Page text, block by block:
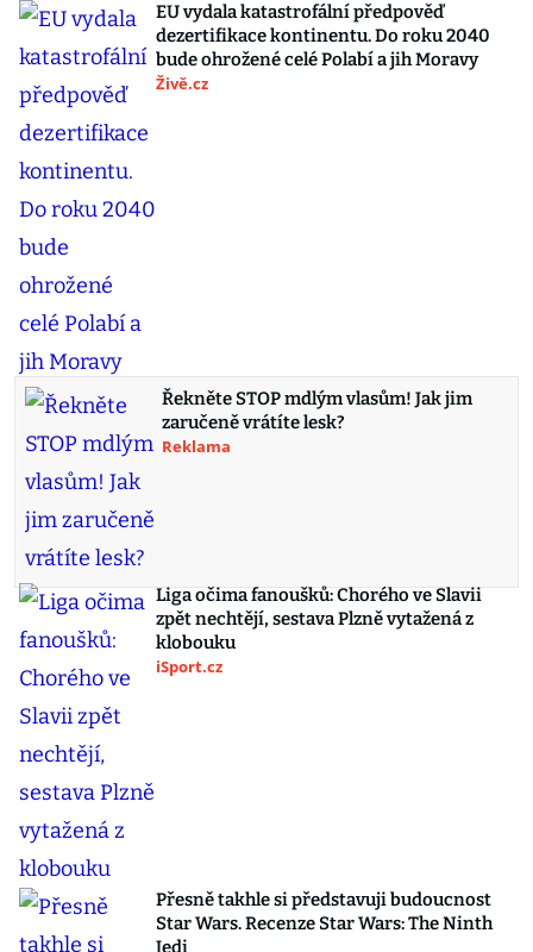
EU vydala katastrofální předpověď
dezertifikace kontinentu. Do roku 2040
bude ohrožené celé Polabí a jih Moravy
Živě.cz
Řekněte STOP mdlým vlasům! Jak jim
zaručeně vrátíte lesk?
Reklama
Liga očima fanoušků: Chorého ve Slavii
zpět nechtějí, sestava Plzně vytažená z
klobouku
iSport.cz
Přesně takhle si představuji budoucnost
Star Wars. Recenze Star Wars: The Ninth
Jedi